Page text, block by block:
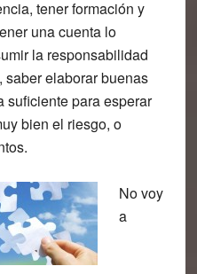
tener formación y
una cuenta lo
la responsabilidad
saber elaborar buenas
suficiente para esperar
bien el riesgo, o
No voy
a